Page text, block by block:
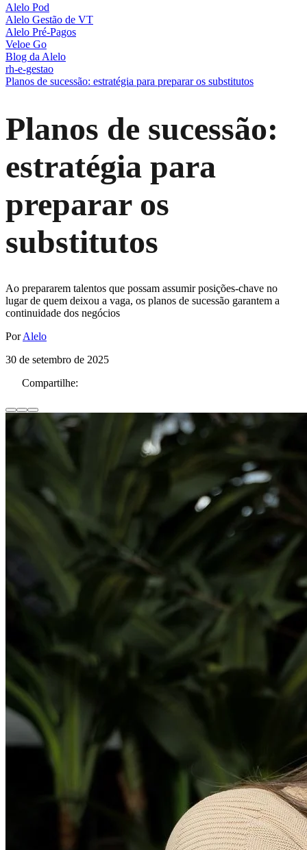
Alelo Pod
Alelo Gestão de VT
Alelo Pré-Pagos
Veloe Go
Blog da Alelo
rh-e-gestao
Planos de sucessão: estratégia para preparar os substitutos
Planos de sucessão:
estratégia para
preparar os
substitutos
Ao prepararem talentos que possam assumir posições-chave no
lugar de quem deixou a vaga, os planos de sucessão garantem a
continuidade dos negócios
PorAlelo
30 de setembro de 2025
Compartilhe: